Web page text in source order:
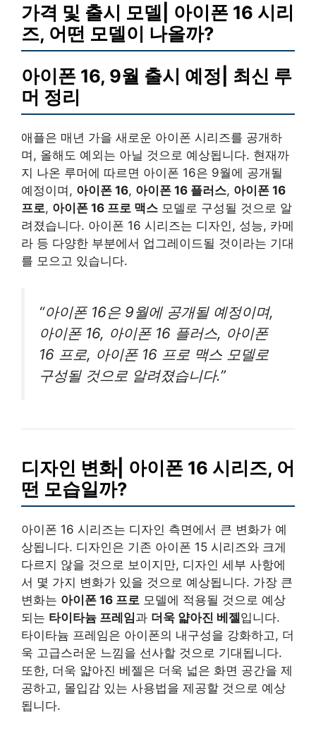
가격 및 출시 모델| 아이폰 16 시리
즈, 어떤 모델이 나올까?
아이폰 16, 9월 출시 예정| 최신 루
머 정리
애플은 매년 가을 새로운 아이폰 시리즈를 공개하
며, 올해도 예외는 아닐 것으로 예상됩니다. 현재까
지 나온 루머에 따르면 아이폰 16은 9월에 공개될
예정이며, 아이폰 16, 아이폰 16 플러스, 아이폰 16
프로, 아이폰 16 프로 맥스 모델로 구성될 것으로 알
려졌습니다. 아이폰 16 시리즈는 디자인, 성능, 카메
라 등 다양한 부분에서 업그레이드될 것이라는 기대
를 모으고 있습니다.
“아이폰 16은 9월에 공개될 예정이며,
아이폰 16, 아이폰 16 플러스, 아이폰
16 프로, 아이폰 16 프로 맥스 모델로
구성될 것으로 알려졌습니다.”
디자인 변화| 아이폰 16 시리즈, 어
떤 모습일까?
아이폰 16 시리즈는 디자인 측면에서 큰 변화가 예
상됩니다. 디자인은 기존 아이폰 15 시리즈와 크게
다르지 않을 것으로 보이지만, 디자인 세부 사항에
서 몇 가지 변화가 있을 것으로 예상됩니다. 가장 큰
변화는 아이폰 16 프로 모델에 적용될 것으로 예상
되는 타이타늄 프레임과 더욱 얇아진 베젤입니다.
타이타늄 프레임은 아이폰의 내구성을 강화하고, 더
욱 고급스러운 느낌을 선사할 것으로 기대됩니다.
또한, 더욱 얇아진 베젤은 더욱 넓은 화면 공간을 제
공하고, 몰입감 있는 사용법을 제공할 것으로 예상
됩니다.